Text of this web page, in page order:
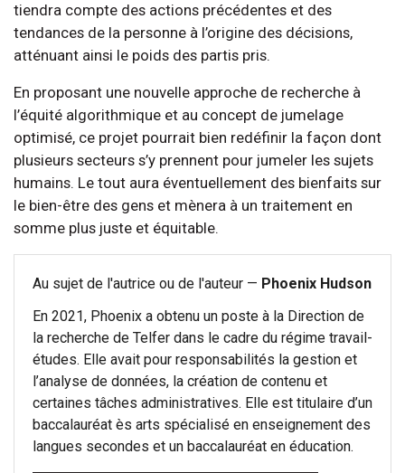
tiendra compte des actions précédentes et des
tendances de la personne à l’origine des décisions,
atténuant ainsi le poids des partis pris.
En proposant une nouvelle approche de recherche à
l’équité algorithmique et au concept de jumelage
optimisé, ce projet pourrait bien redéfinir la façon dont
plusieurs secteurs s’y prennent pour jumeler les sujets
humains. Le tout aura éventuellement des bienfaits sur
le bien-être des gens et mènera à un traitement en
somme plus juste et équitable.
Au sujet de l'autrice ou de l'auteur — Phoenix Hudson
En 2021, Phoenix a obtenu un poste à la Direction de
la recherche de Telfer dans le cadre du régime travail-
études. Elle avait pour responsabilités la gestion et
l’analyse de données, la création de contenu et
certaines tâches administratives. Elle est titulaire d’un
baccalauréat ès arts spécialisé en enseignement des
langues secondes et un baccalauréat en éducation.